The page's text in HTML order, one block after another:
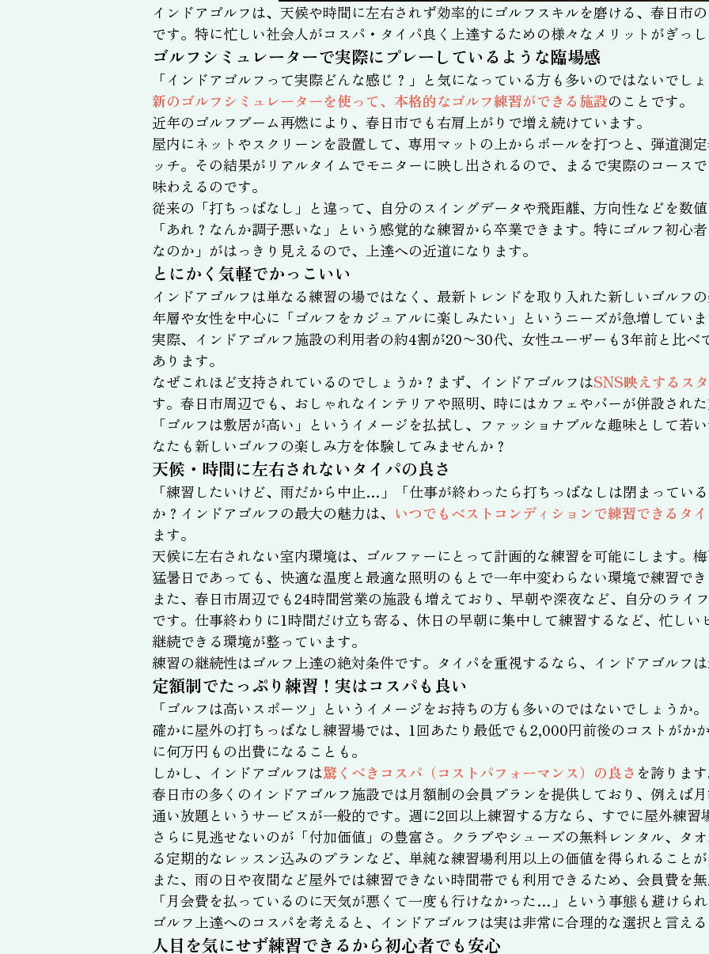
インドアゴルフは、天候や時間に左右されず効率的にゴルフスキルを磨ける、春日市
です。特に忙しい社会人がコスパ・タイパ良く上達するための様々なメリットがぎっ
ゴルフシミュレーターで実際にプレーしているような臨場感
「インドアゴルフって実際どんな感じ？」と気になっている方も多いのではないでし
新のゴルフシミュレーターを使って、本格的なゴルフ練習ができる施設のことです。
近年のゴルフブーム再燃により、春日市でも右肩上がりで増え続けています。
屋内にネットやスクリーンを設置して、専用マットの上からボールを打つと、弾道測
ッチ。その結果がリアルタイムでモニターに映し出されるので、まるで実際のコース
味わえるのです。
従来の「打ちっぱなし」と違って、自分のスイングデータや飛距離、方向性などを数
「あれ？なんか調子悪いな」という感覚的な練習から卒業できます。特にゴルフ初心
なのか」がはっきり見えるので、上達への近道になります。
とにかく気軽でかっこいい
インドアゴルフは単なる練習の場ではなく、最新トレンドを取り入れた新しいゴルフ
年層や女性を中心に「ゴルフをカジュアルに楽しみたい」というニーズが急増してい
実際、インドアゴルフ施設の利用者の約4割が20〜30代、女性ユーザーも3年前と比べ
あります。
なぜこれほど支持されているのでしょうか？まず、インドアゴルフはSNS映えするス
す。春日市周辺でも、おしゃれなインテリアや照明、時にはカフェやバーが併設され
「ゴルフは敷居が高い」というイメージを払拭し、ファッショナブルな趣味として若
なたも新しいゴルフの楽しみ方を体験してみませんか？
天候・時間に左右されないタイパの良さ
「練習したいけど、雨だから中止…」「仕事が終わったら打ちっぱなしは閉まってい
か？インドアゴルフの最大の魅力は、 いつでもベストコンディションで練習できるタ
ます。
天候に左右されない室内環境は、ゴルファーにとって計画的な練習を可能にします。
猛暑日であっても、快適な温度と最適な照明のもとで一年中変わらない環境で練習で
また、春日市周辺でも24時間営業の施設も増えており、早朝や深夜など、自分のライ
です。仕事終わりに1時間だけ立ち寄る、休日の早朝に集中して練習するなど、忙し
継続できる環境が整っています。
練習の継続性はゴルフ上達の絶対条件です。タイパを重視するなら、インドアゴルフ
定額制でたっぷり練習！実はコスパも良い
「ゴルフは高いスポーツ」というイメージをお持ちの方も多いのではないでしょうか。
確かに屋外の打ちっぱなし練習場では、1回あたり最低でも2,000円前後のコストがか
に何万円もの出費になることも。
しかし、インドアゴルフは驚くべきコスパ（コストパフォーマンス）の良さ を誇りま
春日市の多くのインドアゴルフ施設では月額制の会員プランを提供しており、例えば
通い放題というサービスが一般的です。週に2回以上練習する方なら、すでに屋外練
さらに見逃せないのが「付加価値」の豊富さ。クラブやシューズの無料レンタル、タ
る定期的なレッスン込みのプランなど、単純な練習場利用以上の価値を得られること
また、雨の日や夜間など屋外では練習できない時間帯でも利用できるため、会員費を
「月会費を払っているのに天気が悪くて一度も行けなかった…」という事態も避けら
ゴルフ上達へのコスパを考えると、インドアゴルフは実は非常に合理的な選択と言え
人目を気にせず練習できるから初心者でも安心